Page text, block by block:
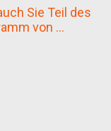
Ortsteil von
der
Sie Teil des
von ...